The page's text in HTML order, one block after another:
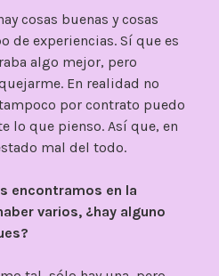
cosas buenas y cosas
de experiencias. Sí que es
algo mejor, pero
En realidad no
por contrato puedo
lo que pienso. Así que, en
mal del todo.
encontramos en la
varios, ¿hay alguno